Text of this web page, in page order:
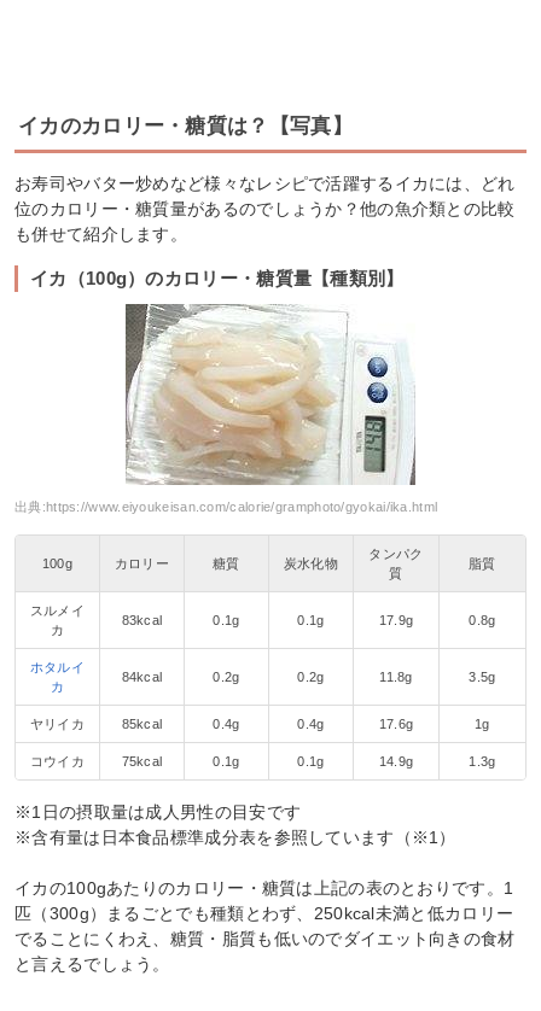
イカのカロリー・糖質は？【写真】
お寿司やバター炒めなど様々なレシピで活躍するイカには、どれ
位のカロリー・糖質量があるのでしょうか？他の魚介類との比較
も併せて紹介します。
イカ（100g）のカロリー・糖質量【種類別】
出典:https://www.eiyoukeisan.com/calorie/gramphoto/gyokai/ika.html
100g カロリー 糖質 炭水化物
タンパク
質
脂質
スルメイ
カ
83kcal 0.1g 0.1g 17.9g 0.8g
ホタルイ
カ
84kcal 0.2g 0.2g 11.8g 3.5g
ヤリイカ 85kcal 0.4g 0.4g 17.6g 1g
コウイカ 75kcal 0.1g 0.1g 14.9g 1.3g
※1日の摂取量は成人男性の目安です
※含有量は日本食品標準成分表を参照しています（※1）
イカの100gあたりのカロリー・糖質は上記の表のとおりです。1
匹（300g）まるごとでも種類とわず、250kcal未満と低カロリー
でることにくわえ、糖質・脂質も低いのでダイエット向きの食材
と言えるでしょう。